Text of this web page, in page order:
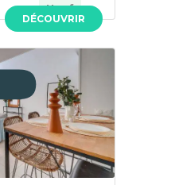
DÉCOUVRIR
Neuf